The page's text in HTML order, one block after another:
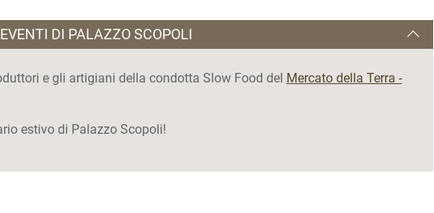
DI PALAZZO SCOPOLI
e gli artigiani della condotta Slow Food del Mercato della Terra -
estivo di Palazzo Scopoli!